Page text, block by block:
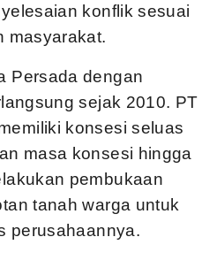
konflik sesuai
masyarakat.
Persada dengan
sejak 2010. PT
konsesi seluas
masa konsesi hingga
pembukaan
tanah warga untuk
perusahaannya.